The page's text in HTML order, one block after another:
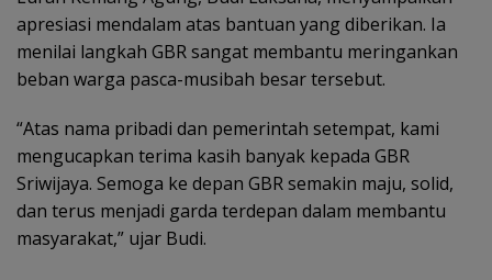
apresiasi mendalam atas bantuan yang diberikan. Ia
menilai langkah GBR sangat membantu meringankan
beban warga pasca-musibah besar tersebut.
“Atas nama pribadi dan pemerintah setempat, kami
mengucapkan terima kasih banyak kepada GBR
Sriwijaya. Semoga ke depan GBR semakin maju, solid,
dan terus menjadi garda terdepan dalam membantu
masyarakat,” ujar Budi.